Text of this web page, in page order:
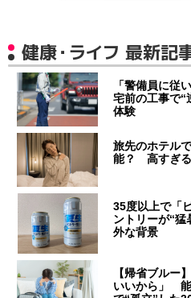
健康・ライフ 最新記
「警備員に従
宅前の工事で“
体験
旅先のホテル
能？ 高すぎる
35度以上で「
ントリーが“猛
外な背景
【帰省ブルー
いいから」